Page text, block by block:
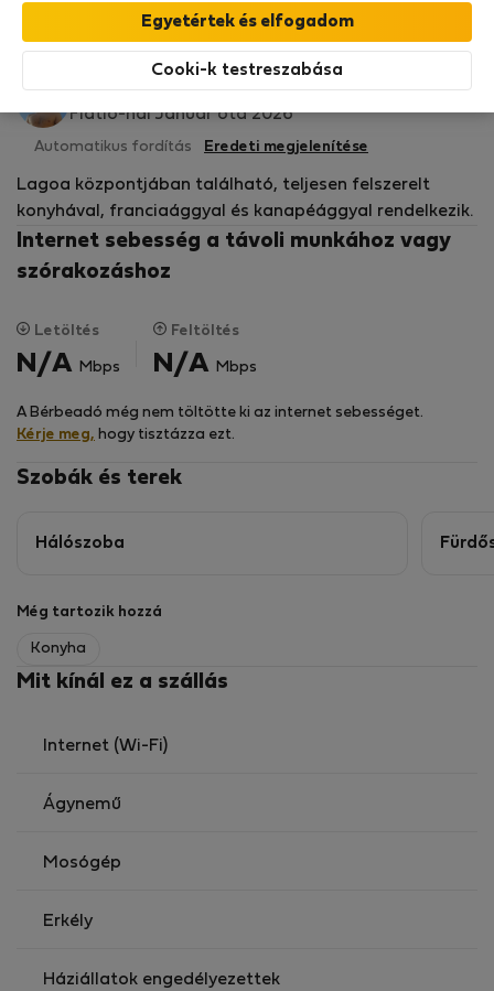
tartalmazza a Stay Benefits csomagot!Bővebben
Bérelhető lakások
Tomás R.
Flatio-nál Január óta 2026
Automatikus fordítás Eredeti megjelenítése
Lagoa központjában található, teljesen felszerelt
konyhával, franciaággyal és kanapéággyal rendelkezik.
Internet sebesség a távoli munkához vagy
szórakozáshoz
Letöltés
N/A Mbps
Feltöltés
N/A Mbps
A Bérbeadó még nem töltötte ki az internet sebességet.
Kérje meg, hogy tisztázza ezt.
Szobák és terek
Hálószoba
Még tartozik hozzá
Konyha
Mit kínál ez a szállás
Internet (Wi-Fi)
Ágynemű
Mosógép
Erkély
Háziállatok engedélyezettek
Cooki-k testreszabása